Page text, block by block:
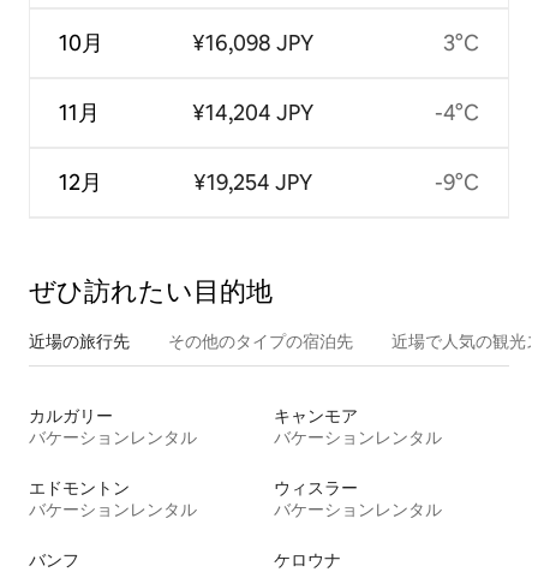
10月
11月
12月
¥16,098 JPY
¥14,204 JPY
¥19,254 JPY
3°C
-4°C
-9°C
ぜひ訪⁠れ⁠た⁠い目⁠的⁠地
近場の旅行先 その他のタ⁠イ⁠プ⁠の宿⁠泊⁠先 近場で人気の観光
カルガリー
バケーションレンタル
キャンモア
バケーションレンタル
エドモントン
バケーションレンタル
ウィスラー
バケーションレンタル
バンフ
ケロウナ